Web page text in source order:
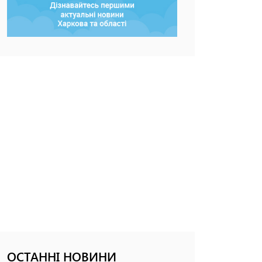
ОСТАННІ НОВИНИ